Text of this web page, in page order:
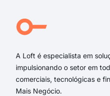
Rua Doutor Raimundo Magaldi
Rua Desembargador Manoel Pereira
A Loft é especialista em
impulsionando o setor em
comerciais, tecnológicas e
Mais Negócio.